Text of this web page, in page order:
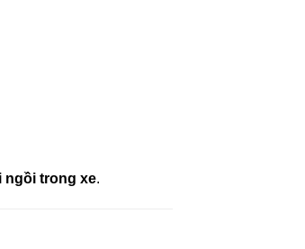
ngồi trong xe.